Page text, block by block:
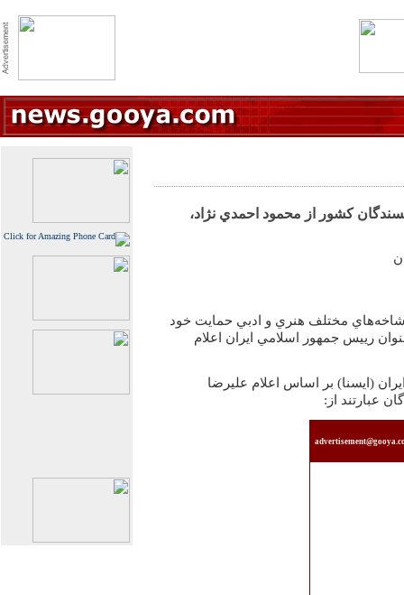
کشور از محمود احمدي نژاد،
شاخه‌هاي مختلف هنري و ادبي حمايت خود
رييس جمهور اسلامي ايران اعلام
(ايسنا) بر اساس اعلام عليرضا
عبارتند از: